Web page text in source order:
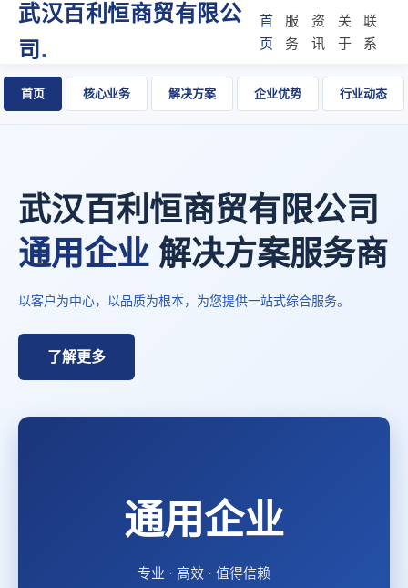
武汉百利恒商贸有限公
司 .
首
页
服
务
资
讯
关
于
联
系
首页 核心业务 解决方案 企业优势 行业动态
武汉百利恒商贸有限公司
通用企业 解决方案服务商
以客户为中心，以品质为根本，为您提供一站式综合服务。
了解更多
通用企业
专业 · 高效 · 值得信赖